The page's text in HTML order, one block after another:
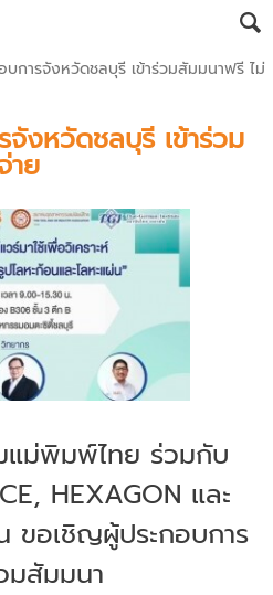
การจังหวัดชลบุรี เข้าร่วมสัมมนาฟรี ไม่
งหวัดชลบุรี เข้าร่วม
าย
แม่พิมพ์ไทย ร่วมกับ
HEXAGON และ
ขอเชิญผู้ประกอบการ
มสัมมนา